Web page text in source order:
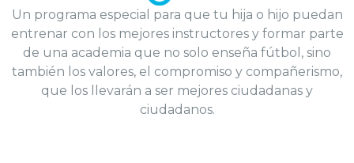
Un programa especial para que tu hija o hijo puedan
entrenar con los mejores instructores y formar parte
de una academia que no solo enseña fútbol, sino
también los valores, el compromiso y compañerismo,
que los llevarán a ser mejores ciudadanas y
ciudadanos.